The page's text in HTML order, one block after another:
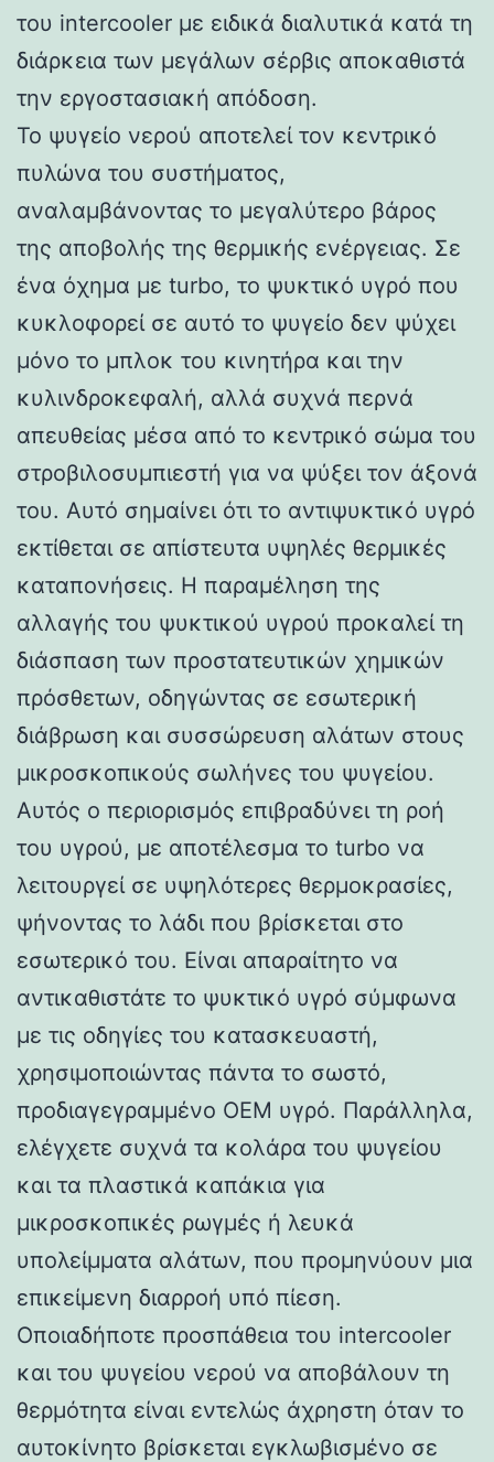
του intercooler με ειδικά διαλυτικά κατά τη
διάρκεια των μεγάλων σέρβις αποκαθιστά
την εργοστασιακή απόδοση.
Το ψυγείο νερού αποτελεί τον κεντρικό
πυλώνα του συστήματος,
αναλαμβάνοντας το μεγαλύτερο βάρος
της αποβολής της θερμικής ενέργειας. Σε
ένα όχημα με turbo, το ψυκτικό υγρό που
κυκλοφορεί σε αυτό το ψυγείο δεν ψύχει
μόνο το μπλοκ του κινητήρα και την
κυλινδροκεφαλή, αλλά συχνά περνά
απευθείας μέσα από το κεντρικό σώμα του
στροβιλοσυμπιεστή για να ψύξει τον άξονά
του. Αυτό σημαίνει ότι το αντιψυκτικό υγρό
εκτίθεται σε απίστευτα υψηλές θερμικές
καταπονήσεις. Η παραμέληση της
αλλαγής του ψυκτικού υγρού προκαλεί τη
διάσπαση των προστατευτικών χημικών
πρόσθετων, οδηγώντας σε εσωτερική
διάβρωση και συσσώρευση αλάτων στους
μικροσκοπικούς σωλήνες του ψυγείου.
Αυτός ο περιορισμός επιβραδύνει τη ροή
του υγρού, με αποτέλεσμα το turbo να
λειτουργεί σε υψηλότερες θερμοκρασίες,
ψήνοντας το λάδι που βρίσκεται στο
εσωτερικό του. Είναι απαραίτητο να
αντικαθιστάτε το ψυκτικό υγρό σύμφωνα
με τις οδηγίες του κατασκευαστή,
χρησιμοποιώντας πάντα το σωστό,
προδιαγεγραμμένο OEM υγρό. Παράλληλα,
ελέγχετε συχνά τα κολάρα του ψυγείου
και τα πλαστικά καπάκια για
μικροσκοπικές ρωγμές ή λευκά
υπολείμματα αλάτων, που προμηνύουν μια
επικείμενη διαρροή υπό πίεση.
Οποιαδήποτε προσπάθεια του intercooler
και του ψυγείου νερού να αποβάλουν τη
θερμότητα είναι εντελώς άχρηστη όταν το
αυτοκίνητο βρίσκεται εγκλωβισμένο σε